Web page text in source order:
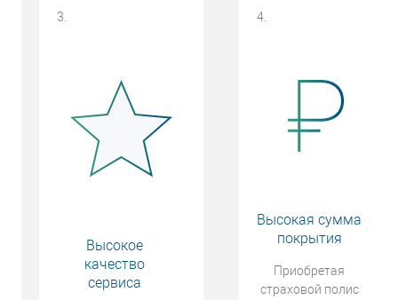
3.
Высокое
качество
сервиса
4.
Высокая сумма
покрытия
Приобретая
страховой полис